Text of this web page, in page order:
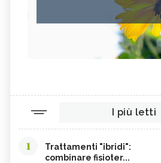
I più letti
1
Trattamenti "ibridi":
combinare fisioter...